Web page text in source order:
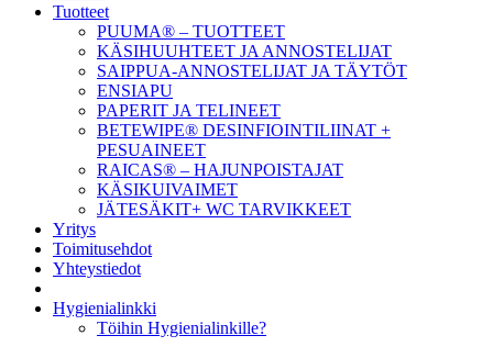
Tuotteet
PUUMA® – TUOTTEET
KÄSIHUUHTEET JA ANNOSTELIJAT
SAIPPUA-ANNOSTELIJAT JA TÄYTÖT
ENSIAPU
PAPERIT JA TELINEET
BETEWIPE® DESINFIOINTILIINAT +
PESUAINEET
RAICAS® – HAJUNPOISTAJAT
KÄSIKUIVAIMET
JÄTESÄKIT+ WC TARVIKKEET
Yritys
Toimitusehdot
Yhteystiedot
Hygienialinkki
Töihin Hygienialinkille?